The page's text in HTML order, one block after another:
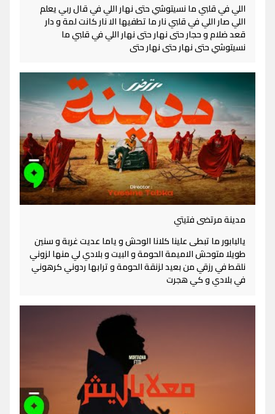
اللي في قلبي ما نسيتوشي حتى نهار اللي في قال ربي يعلم
اللي صار اللي في قلبي نار ما تطفيها الا نار كانت لمة و دار
قعد ضلام و حجار حتى نهار حتى نهار اللي في قلبي ما
نسيتوشي حتى نهار حتى نهار حتى
مدينة مرتضى فتيتي
يالبابور ما تبطى علينا كلانا الوحش و ياما عديت غربة و سنين
طويلا متوحش الاميمة الحومة و البيت و بلادي لي منها لزوني
نلقط في رزقي من بعيد لزنقة الحومة و ترابها ردوني كرهوني
في بلادي و كي هجرت